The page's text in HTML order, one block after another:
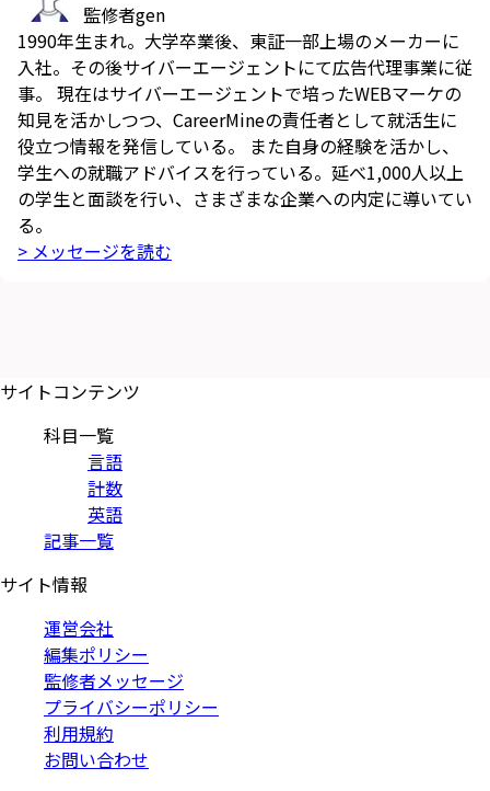
監修者gen
1990年生まれ。大学卒業後、東証一部上場のメーカーに
入社。その後サイバーエージェントにて広告代理事業に従
事。 現在はサイバーエージェントで培ったWEBマーケの
知見を活かしつつ、CareerMineの責任者として就活生に
役立つ情報を発信している。 また自身の経験を活かし、
学生への就職アドバイスを行っている。延べ1,000人以上
の学生と面談を行い、さまざまな企業への内定に導いてい
る。
> メッセージを読む
サイトコンテンツ
科目一覧
言語
計数
英語
記事一覧
サイト情報
運営会社
編集ポリシー
監修者メッセージ
プライバシーポリシー
利用規約
お問い合わせ